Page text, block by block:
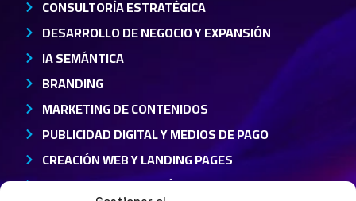
CONSULTORÍA ESTRATÉGICA
DESARROLLO DE NEGOCIO Y EXPANSIÓN
IA SEMÁNTICA
BRANDING
MARKETING DE CONTENIDOS
PUBLICIDAD DIGITAL Y MEDIOS DE PAGO
CREACIÓN WEB Y LANDING PAGES
CRM Y AUTOMATIZACIÓN DE MARKETING